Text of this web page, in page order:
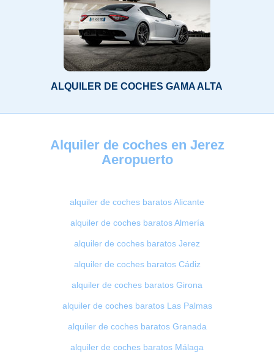
ALQUILER DE COCHES GAMA ALTA
Alquiler de coches en Jerez
Aeropuerto
alquiler de coches baratos Alicante
alquiler de coches baratos Almería
alquiler de coches baratos Jerez
alquiler de coches baratos Cádiz
alquiler de coches baratos Girona
alquiler de coches baratos Las Palmas
alquiler de coches baratos Granada
alquiler de coches baratos Málaga